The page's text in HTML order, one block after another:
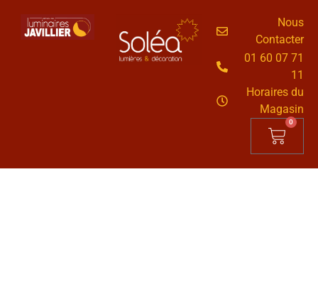
Nous
Contacter
01 60 07 71
11
Horaires du
Magasin
0